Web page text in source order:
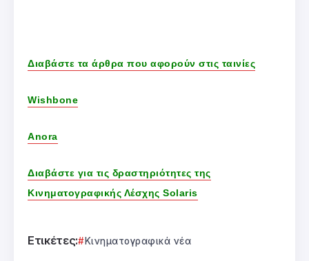
Διαβάστε τα άρθρα που αφορούν στις ταινίες
Wishbone
Anora
Διαβάστε για τις δραστηριότητες της
Κινηματογραφικής Λέσχης Solaris
Ετικέτες: Κινηματογραφικά νέα